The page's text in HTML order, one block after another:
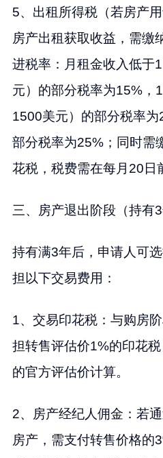
5、出租所得税（若房产
房产出租获取收益，需缴
进税率：月租金收入低于
元）的部分税率为15%，
1500美元）的部分税率
部分税率为25%；同时需
花税，税费需在每月20日
三、房产退出阶段（持有
持有满3年后，申请人可
担以下交易费用：
1、交易印花税：与购房
担转售评估价1%的印花
的官方评估价计算。
2、房产经纪人佣金：若
房产，需支付转售价格的